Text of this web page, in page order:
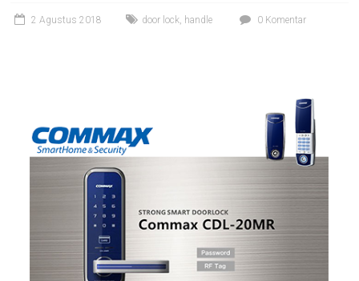
Office2 Agustus 2018 door lock handle 0 Komentar